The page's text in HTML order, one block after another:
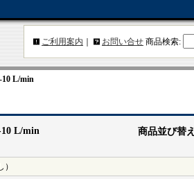
ご利用案内 お問い合せ 商品検索:
10 L/min
L/min 商品並び替え